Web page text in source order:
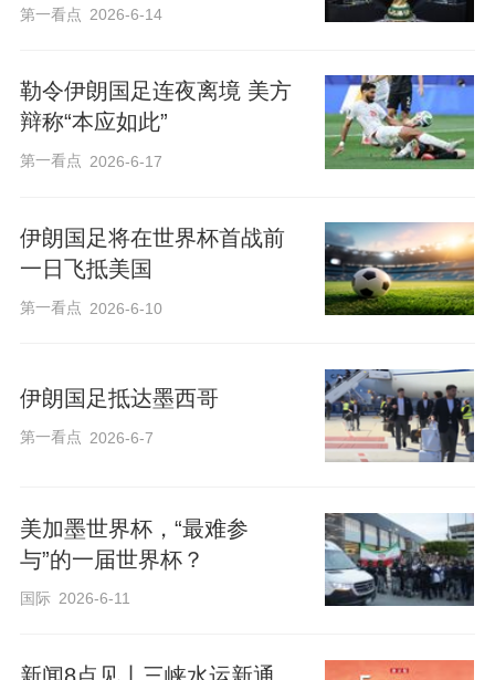
第一看点 2026-6-14
勒令伊朗国足连夜离境 美方
辩称“本应如此”
第一看点 2026-6-17
伊朗国足将在世界杯首战前
一日飞抵美国
第一看点 2026-6-10
伊朗国足抵达墨西哥
第一看点 2026-6-7
美加墨世界杯，“最难参
与”的一届世界杯？
国际 2026-6-11
新闻8点见丨三峡水运新通